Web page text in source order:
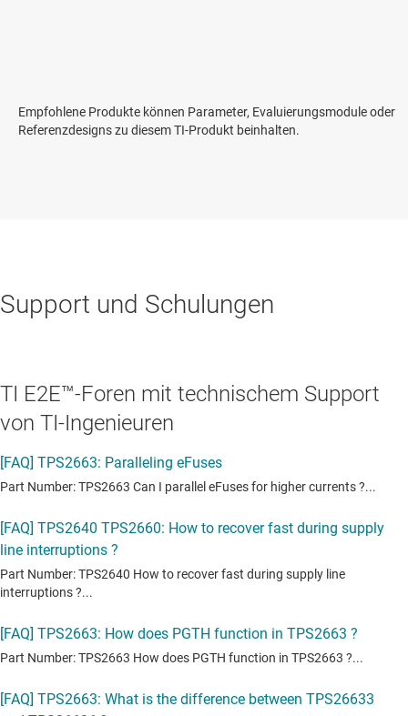
Empfohlene Produkte können Parameter, Evaluierungsmodule oder
Referenzdesigns zu diesem TI-Produkt beinhalten.
Support und Schulungen
TI E2E™-Foren mit technischem Support
von TI-Ingenieuren